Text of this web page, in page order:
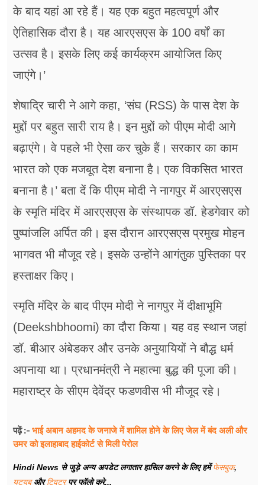
के बाद यहां आ रहे हैं। यह एक बहुत महत्वपूर्ण और
ऐतिहासिक दौरा है। यह आरएसएस के 100 वर्षों का
उत्सव है। इसके लिए कई कार्यक्रम आयोजित किए
जाएंगे।’
शेषाद्रि चारी ने आगे कहा, ‘संघ (RSS) के पास देश के
मुद्दों पर बहुत सारी राय है। इन मुद्दों को पीएम मोदी आगे
बढ़ाएंगे। वे पहले भी ऐसा कर चुके हैं। सरकार का काम
भारत को एक मजबूत देश बनाना है। एक विकसित भारत
बनाना है।’ बता दें कि पीएम मोदी ने नागपुर में आरएसएस
के स्मृति मंदिर में आरएसएस के संस्थापक डॉ. हेडगेवार को
पुष्पांजलि अर्पित की। इस दौरान आरएसएस प्रमुख मोहन
भागवत भी मौजूद रहे। इसके उन्होंने आगंतुक पुस्तिका पर
हस्ताक्षर किए।
स्मृति मंदिर के बाद पीएम मोदी ने नागपुर में दीक्षाभूमि
(Deekshbhoomi) का दौरा किया। यह वह स्थान जहां
डॉ. बीआर अंबेडकर और उनके अनुयायियों ने बौद्ध धर्म
अपनाया था। प्रधानमंत्री ने महात्मा बुद्ध की पूजा की।
महाराष्ट्र के सीएम देवेंद्र फडणवीस भी मौजूद रहे।
पढ़ें :- भाई अबान अहमद के जनाजे में शामिल होने के लिए जेल में बंद अली और
उमर को इलाहाबाद हाईकोर्ट से मिली पेरोल
Hindi News से जुड़े अन्य अपडेट लगातार हासिल करने के लिए हमेंफेसबुक,
यूट्यूबऔरट्विटरपर फॉलो करे...